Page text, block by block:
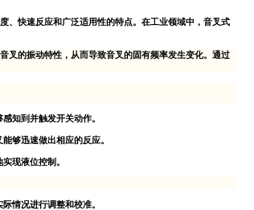
、快速反应和广泛适用性的特点。在工业领域中，音叉式
叉的振动特性，从而导致音叉的固有频率发生变化。通过
知到并触发开关动作。
够迅速做出相应的反应。
现液位控制。
情况进行调整和校准。